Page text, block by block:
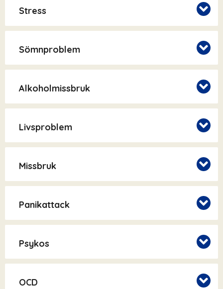
Stress
Sömnproblem
Alkoholmissbruk
Livsproblem
Missbruk
Panikattack
Psykos
OCD